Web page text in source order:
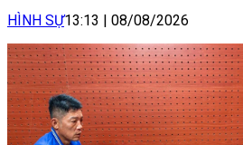
HÌNH SỰ13:13 | 08/08/2026